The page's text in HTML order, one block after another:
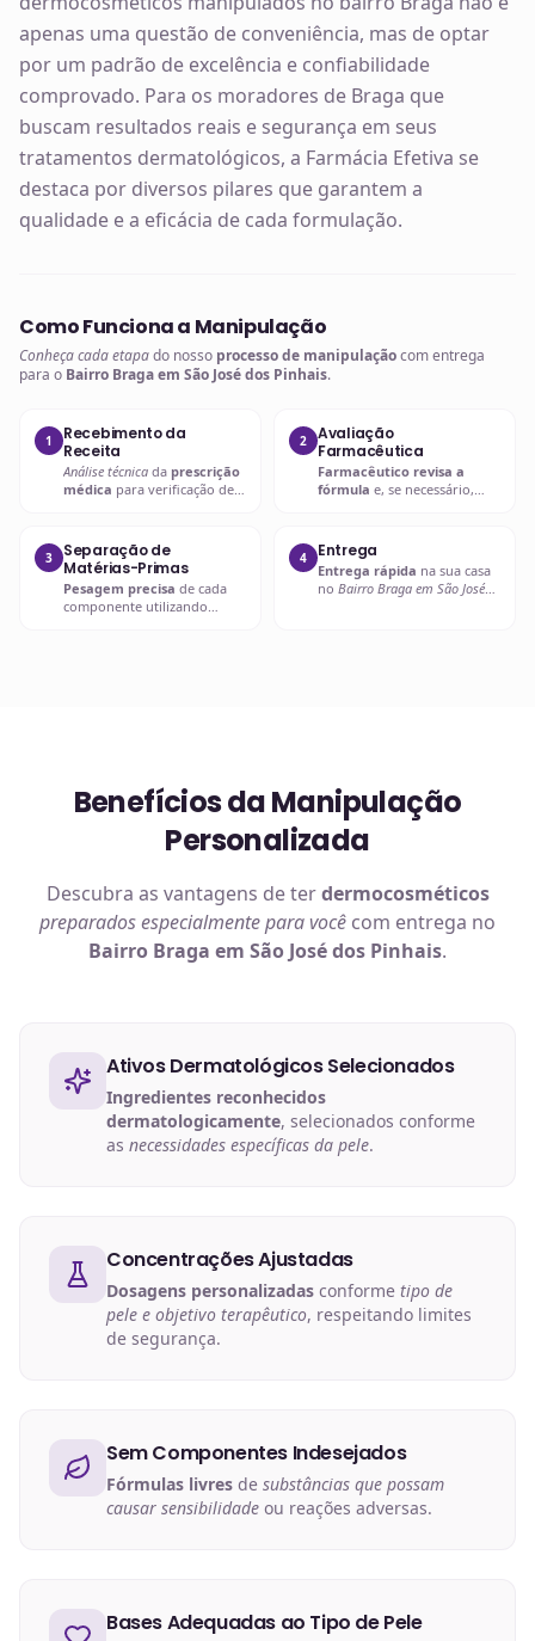
apenas uma questão de conveniência, mas de optar
por um padrão de excelência e confiabilidade
comprovado. Para os moradores de Braga que
buscam resultados reais e segurança em seus
tratamentos dermatológicos, a Farmácia Efetiva se
destaca por diversos pilares que garantem a
qualidade e a eficácia de cada formulação.
Como Funciona a Manipulação
Conheça cada etapado nosso processo de manipulaçãocom entrega
para o Bairro Braga em São José dos Pinhais.
1
Recebimento da
Receita
Análise técnica da prescrição
médica para verificação de
2
Avaliação
Farmacêutica
Farmacêutico revisa a
fórmula e, se necessário,
esclarecimentos.
3
Separação de
Matérias-Primas
Pesagem precisa de cada
componente utilizando
4 Entrega
Entrega rápida na sua casa
no Bairro Braga em São José
Benefícios da Manipulação
Personalizada
Descubra as vantagens de terdermocosméticos
preparados especialmente para você com entrega no
Bairro Braga em São José dos Pinhais.
Ativos Dermatológicos Selecionados
Ingredientes reconhecidos
dermatologicamente, selecionados conforme
as necessidades específicas da pele.
Concentrações Ajustadas
Dosagens personalizadas conforme tipo de
pele e objetivo terapêutico, respeitando limites
de segurança.
Sem Componentes Indesejados
Fórmulas livres de substâncias que possam
causar sensibilidade ou reações adversas.
Bases Adequadas ao Tipo de Pele